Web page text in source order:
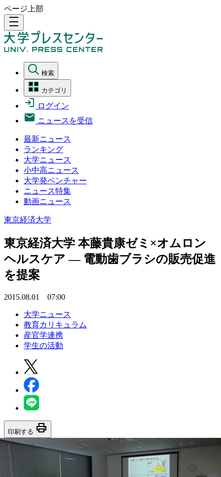
ページ上部
density_medium
検索
カテゴリ
ログイン
ニュースを受信
最新ニュース
ランキング
大学ニュース
小中高ニュース
大学発ベンチャー
ニュース特集
動画ニュース
東京経済大学
東京経済大学 本藤貴康ゼミ×オムロン
ヘルスケア — 電動歯ブラシの販売促進
を提案
2015.08.01 07:00
大学ニュース
教育カリキュラム
産官学連携
学生の活動
印刷する print